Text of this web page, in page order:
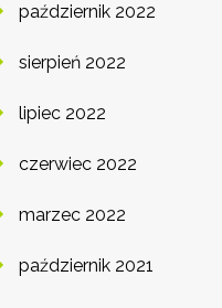
październik 2022
sierpień 2022
lipiec 2022
czerwiec 2022
marzec 2022
październik 2021